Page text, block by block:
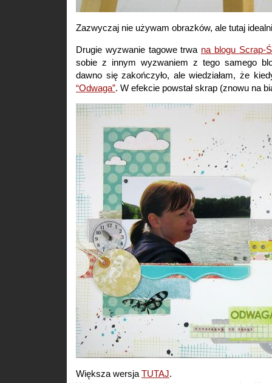
Zazwyczaj nie używam obrazków, ale tutaj
Drugie wyzwanie tagowe trwa na blogu Scrap-
sobie z innym wyzwaniem z tego samego
dawno się zakończyło, ale wiedziałam, że
“Odwaga”. W efekcie powstał skrap (znowu na
Większa wersja TUTAJ.